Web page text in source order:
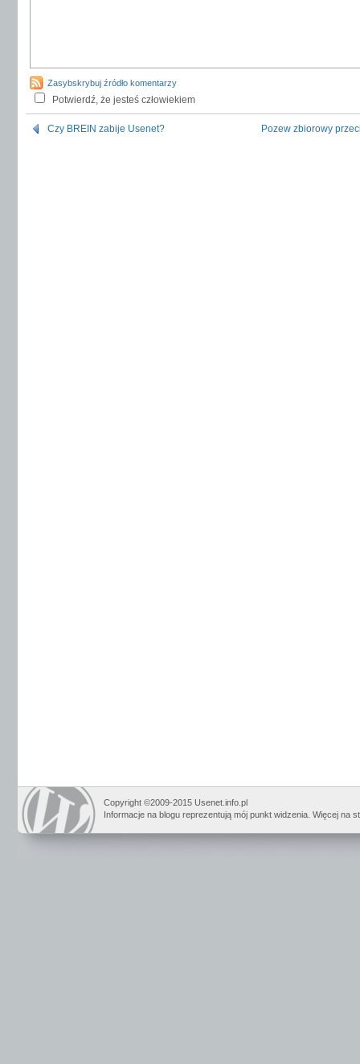
Zasybskrybuj źródło komentarzy
Potwierdź, że jesteś człowiekiem
Czy BREIN zabije Usenet? Pozew zbiorowy
Copyright ©2009-2015 Usenet.info.pl
Informacje na blogu reprezentują mój punkt widzenia. Więcej na